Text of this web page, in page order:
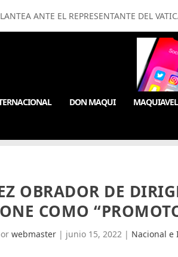
ANTE EL REPRESENTANTE DEL
DON MAQUI
OBRADOR DE
COMO
webmaster | junio 15, 2022 | Nacional e